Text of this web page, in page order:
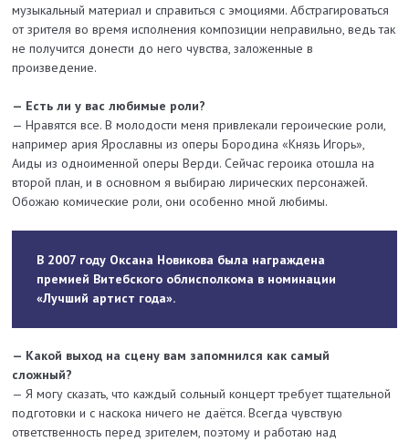
музыкальный материал и справиться с эмоциями. Абстрагироваться
от зрителя во время исполнения композиции неправильно, ведь так
не получится донести до него чувства, заложенные в
произведение.
— Есть ли у вас любимые роли?
— Нравятся все. В молодости меня привлекали героические роли,
например ария Ярославны из оперы Бородина «Князь Игорь»,
Аиды из одноименной оперы Верди. Сейчас героика отошла на
второй план, и в основном я выбираю лирических персонажей.
Обожаю комические роли, они особенно мной любимы.
В 2007 году Оксана Новикова была награждена
премией Витебского облисполкома в номинации
«Лучший артист года».
— Какой выход на сцену вам запомнился как самый
сложный?
— Я могу сказать, что каждый сольный концерт требует тщательной
подготовки и с наскока ничего не даётся. Всегда чувствую
ответственность перед зрителем, поэтому и работаю над